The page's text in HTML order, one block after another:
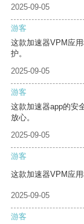
2025-09-05
游客
这款加速器VPM应
护。
2025-09-05
游客
这款加速器app的安
放心。
2025-09-05
游客
这款加速器VPM应
2025-09-05
游客